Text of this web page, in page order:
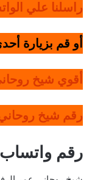
راسلنا علي
أو قم بزيارة
أقوي شيخ
رقم شيخ
رقم